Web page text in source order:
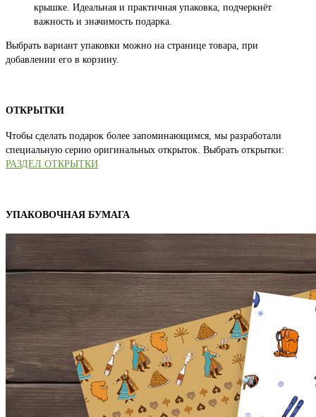
крышке. Идеальная и практичная упаковка, подчеркнёт
важность и значимость подарка.
Выбрать вариант упаковки можно на странице товара, при
добавлении его в корзину.
ОТКРЫТКИ
Чтобы сделать подарок более запоминающимся, мы разработали
специальную серию оригинальных открыток. Выбрать открытки:
РАЗДЕЛ ОТКРЫТКИ
УПАКОВОЧНАЯ БУМАГА